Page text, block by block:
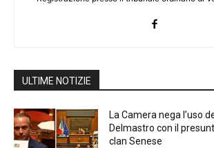
ULTIME NOTIZIE
La Camera nega l’uso
Delmastro con il
clan Senese